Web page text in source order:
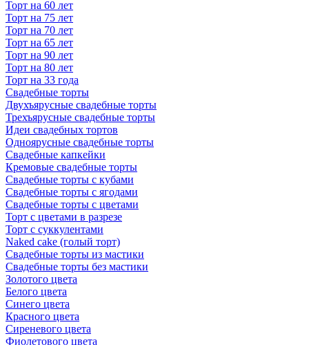
Торт на 60 лет
Торт на 75 лет
Торт на 70 лет
Торт на 65 лет
Торт на 90 лет
Торт на 80 лет
Торт на 33 года
Свадебные торты
Двухъярусные свадебные торты
Трехъярусные свадебные торты
Идеи свадебных тортов
Одноярусные свадебные торты
Свадебные капкейки
Кремовые свадебные торты
Свадебные торты с кубами
Свадебные торты с ягодами
Свадебные торты с цветами
Торт с цветами в разрезе
Торт с суккулентами
Naked cake (голый торт)
Свадебные торты из мастики
Свадебные торты без мастики
Золотого цвета
Белого цвета
Синего цвета
Красного цвета
Сиреневого цвета
Фиолетового цвета